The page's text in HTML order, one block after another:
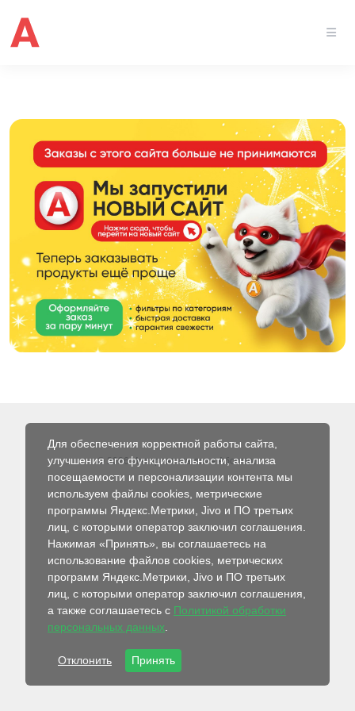
© 2026 Интернет-магазин Абсолют
Для обеспечения корректной работы сайта,
улучшения его функциональности, анализа
посещаемости и персонализации контента мы
используем файлы cookies, метрические
программы Яндекс.Метрики, Jivo и ПО третьих
лиц, с которыми оператор заключил соглашения.
Нажимая «Принять», вы соглашаетесь на
использование файлов cookies, метрических
программ Яндекс.Метрики, Jivo и ПО третьих
лиц, с которыми оператор заключил соглашения,
а также соглашаетесь с Политикой обработки
персональных данных
Отклонить Принять